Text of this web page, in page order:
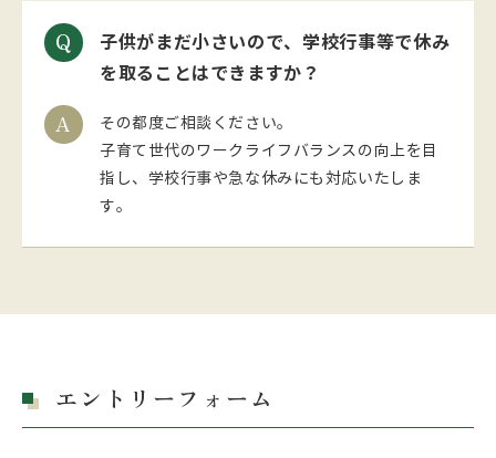
子供がまだ小さいので、学校行事等で休み
を取ることはできますか？
その都度ご相談ください。
子育て世代のワークライフバランスの向上を目
指し、学校行事や急な休みにも対応いたしま
す。
エントリーフォーム